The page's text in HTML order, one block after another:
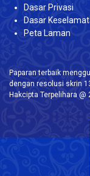
Dasar Privasi
Dasar
Peta Laman
Paparan terbaik
dengan resolusi skrin
Hakcipta Terpelihara @